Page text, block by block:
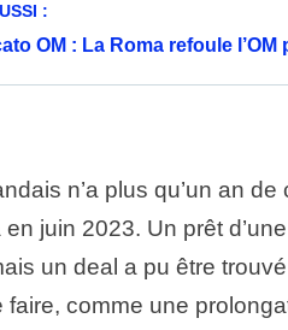
:
OM : La Roma refoule
n’a plus qu’un an
juin 2023. Un prêt
un deal a pu être
faire, comme une